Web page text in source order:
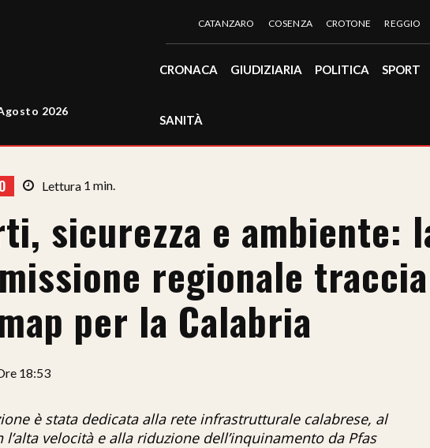
2026
CATANZARO COSENZA CROTONE REGGIO
CRONACA GIUDIZIARIA POLITICA SPORT
SANITÀ
Lettura 1 min.
sicurezza e ambiente:
regionale traccia
per la Calabria
18:53
è stata dedicata alla rete infrastrutturale calabrese, al
velocità e alla riduzione dell’inquinamento da Pfas